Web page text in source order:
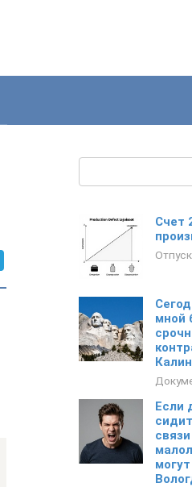
Счет
Отпуск
мной
Если